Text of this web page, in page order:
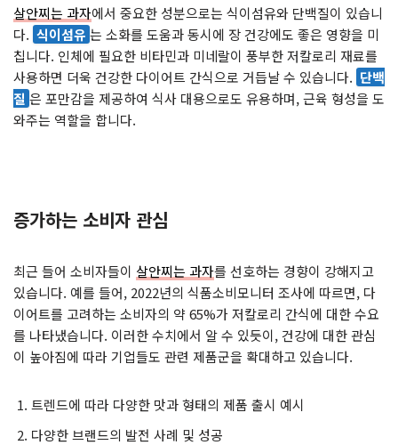
살안찌는 과자에서 중요한 성분으로는 식이섬유와 단백질이 있습니
다. 식이섬유 는 소화를 도움과 동시에 장 건강에도 좋은 영향을 미
칩니다. 인체에 필요한 비타민과 미네랄이 풍부한 저칼로리 재료를
사용하면 더욱 건강한 다이어트 간식으로 거듭날 수 있습니다. 단백
질 은 포만감을 제공하여 식사 대용으로도 유용하며, 근육 형성을 도
와주는 역할을 합니다.
증가하는 소비자 관심
최근 들어 소비자들이 살안찌는 과자를 선호하는 경향이 강해지고
있습니다. 예를 들어, 2022년의 식품소비모니터 조사에 따르면, 다
이어트를 고려하는 소비자의 약 65%가 저칼로리 간식에 대한 수요
를 나타냈습니다. 이러한 수치에서 알 수 있듯이, 건강에 대한 관심
이 높아짐에 따라 기업들도 관련 제품군을 확대하고 있습니다.
트렌드에 따라 다양한 맛과 형태의 제품 출시 예시
다양한 브랜드의 발전 사례 및 성공